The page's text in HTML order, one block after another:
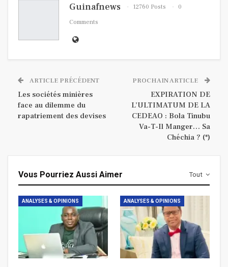
Guinafnews 12760 Posts
0
Comments
ARTICLE PRÉCÉDENT
Les sociétés minières
face au dilemme du
rapatriement des devises
PROCHAIN ARTICLE
EXPIRATION DE
L’ULTIMATUM DE LA
CEDEAO : Bola Tinubu
Va-T-Il Manger… Sa
Chéchia ? (*)
Tout
Vous Pourriez Aussi Aimer
ANALYSES & OPINIONS ANALYSES & OPINIONS